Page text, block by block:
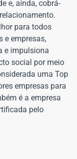
e, ainda, cobrá-
para todos
e empresas,
e impulsiona
social por meio
uma Top
empresas para
é a empresa
pelo